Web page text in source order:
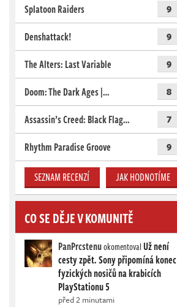
Splatoon Raiders 9
Denshattack! 9
The Alters: Last Variable 9
Doom: The Dark Ages |… 8
Assassin’s Creed: Black Flag… 7
Rhythm Paradise Groove 9
SEZNAM RECENZÍ JAK HODNOTÍME
CO SE DĚJE V KOMUNITĚ
PanPrcstenuokomentovalUž není
cesty zpět. Sony připomíná konec
fyzických nosičů na krabicích
PlayStationu 5
před 2 minutami